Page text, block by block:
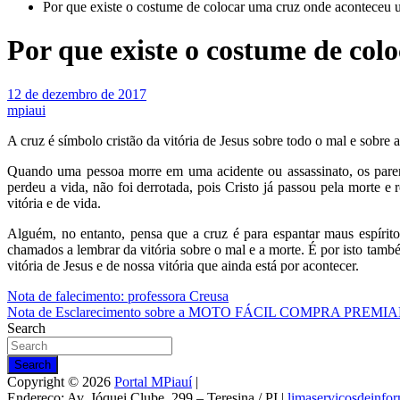
Por que existe o costume de colocar uma cruz onde aconteceu
Por que existe o costume de
12 de dezembro de 2017
mpiaui
A cruz é símbolo cristão da vitória de Jesus sobre todo o mal e sobre
Quando uma pessoa morre em uma acidente ou assassinato, os
perdeu a vida, não foi derrotada, pois Cristo já passou pela morte
vitória e de vida.
Alguém, no entanto, pensa que a cruz é para espantar maus
chamados a lembrar da vitória sobre o mal e a morte. É por isto
vitória de Jesus e de nossa vitória que ainda está por acontecer.
Navegação
de
Post
Nota de falecimento: professora Creusa
Nota de Esclarecimento sobre a MOTO FÁCIL COMPRA
Search
Search
Copyright © 2026 Portal MPiauí|